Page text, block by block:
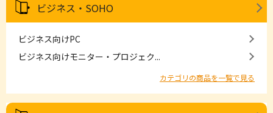
ビジネス・SOHO
ビジネス向けPC
ビジネス向けモニター・プロジェク...
カテゴリの商品を一覧で見る